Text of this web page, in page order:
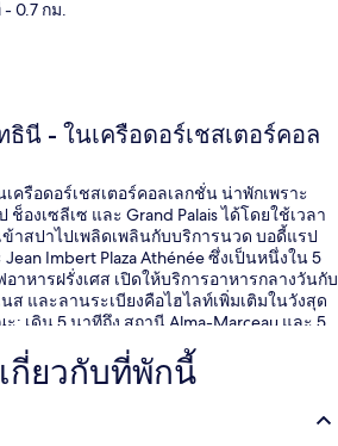
- 0.7 กม.
นี - ในเครือดอร์เชสเตอร์คอล
ครือดอร์เชสเตอร์คอลเลกชั่น น่าพักเพราะ
องเซลีเซ และ Grand Palais ได้โดยใช้เวลา
าสปาไปเพลิดเพลินกับบริการนวด บอดี้แรป
Imbert Plaza Athénée ซึ่งเป็นหนึ่งใน 5
าหารฝรั่งเศส เปิดให้บริการอาหารกลางวันกับ
ส และลานระเบียงคือไฮไลท์เพิ่มเติมในวังสุด
เดิน 5 นาทีถึง สถานี Alma-Marceau และ 5
กี่ยวกับที่พักนี้